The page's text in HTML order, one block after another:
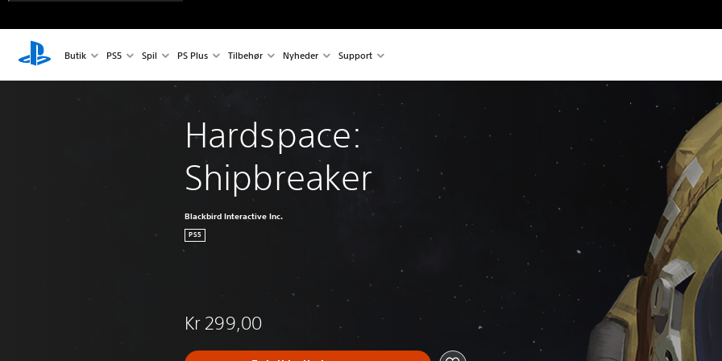
Butik PS5 Spil PS Plus Tilbehør Nyheder Support
Hardspace:
Shipbreaker
Blackbird Interactive Inc.
PS5
Kr 299,00